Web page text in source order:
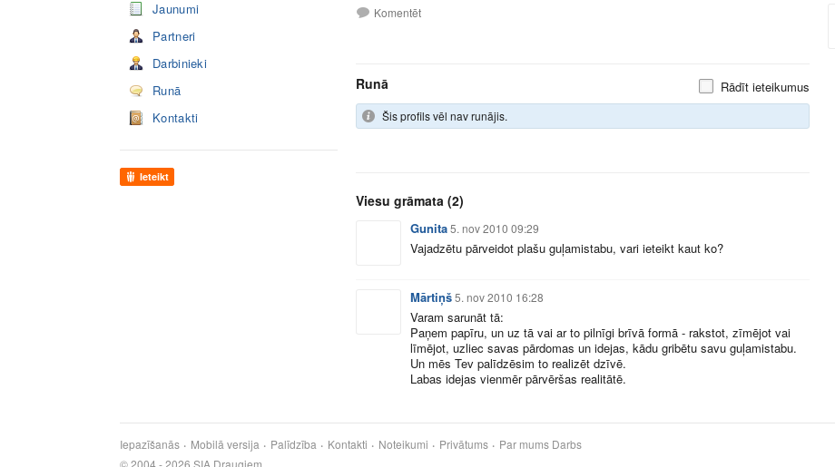
Jaunumi
Partneri
Darbinieki
Runā
Kontakti
Ieteikt
Komentēt
Runā Rādīt ieteikumus
Šis profils vēl nav runājis.
Viesu grāmata (2)
Gunita5. nov 2010 09:29
Vajadzētu pārveidot plašu guļamistabu, vari ieteikt kaut ko?
Mārtiņš5. nov 2010 16:28
Varam sarunāt tā:
Paņem papīru, un uz tā vai ar to pilnīgi brīvā formā - rakstot, zīmējot vai
līmējot, uzliec savas pārdomas un idejas, kādu gribētu savu guļamistabu.
Un mēs Tev palīdzēsim to realizēt dzīvē.
Labas idejas vienmēr pārvēršas realitātē.
Iepazīšanās Mobilā versija Palīdzība Kontakti Noteikumi Privātums Par mums Darbs